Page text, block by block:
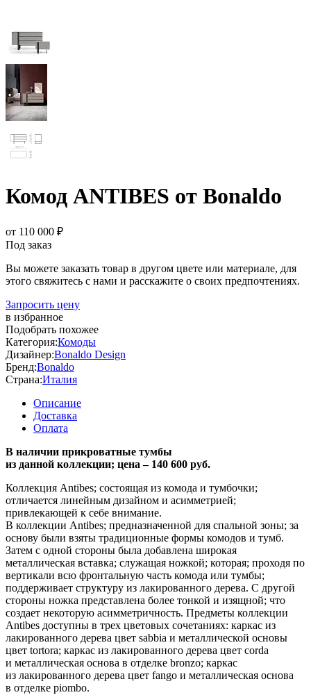
Комод ANTIBES от Bonaldo
от 110 000 ₽
Под заказ
Вы можете заказать товар в другом цвете или материале, для
этого свяжитесь с нами и расскажите о своих предпочтениях.
Запросить цену
в избранное
Подобрать похожее
Категория:Комоды
Дизайнер:Bonaldo Design
Бренд:Bonaldo
Страна:Италия
Описание
Доставка
Оплата
В наличии прикроватные тумбы
из данной коллекции; цена – 140 600 руб.
Коллекция Antibes; состоящая из комода и тумбочки;
отличается линейным дизайном и асимметрией;
привлекающей к себе внимание.
В коллекции Antibes; предназначенной для спальной зоны; за
основу были взяты традиционные формы комодов и тумб.
Затем с одной стороны была добавлена широкая
металлическая вставка; служащая ножкой; которая; проходя по
вертикали всю фронтальную часть комода или тумбы;
поддерживает структуру из лакированного дерева. С другой
стороны ножка представлена более тонкой и изящной; что
создает некоторую асимметричность. Предметы коллекции
Antibes доступны в трех цветовых сочетаниях: каркас из
лакированного дерева цвет sabbia и металлической основы
цвет tortora; каркас из лакированного дерева цвет corda
и металлическая основа в отделке bronzo; каркас
из лакированного дерева цвет fango и металлическая основа
в отделке piombo.